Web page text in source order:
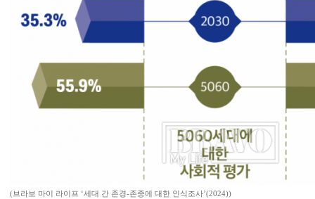
(브라보 마이 라이프 ‘세대 간 존경-존중에 대한 인식조사’(2024))